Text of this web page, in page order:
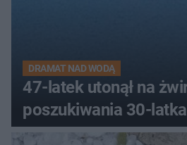
DRAMAT NAD WODĄ
47-latek utonął na
poszukiwania 30-latka